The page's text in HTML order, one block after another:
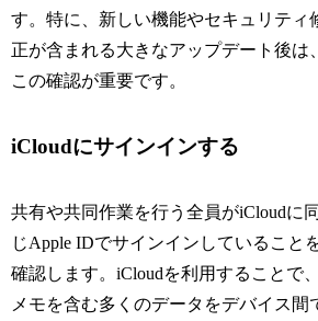
す。特に、新しい機能やセキュリティ
正が含まれる大きなアップデート後は、
この確認が重要です。
iCloudにサインインする
共有や共同作業を行う全員がiCloudに同
じApple IDでサインインしていること
確認します。iCloudを利用することで、
メモを含む多くのデータをデバイス間